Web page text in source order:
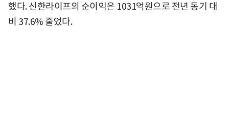
했다. 신한라이프의 순이익은 1031억원으로 전년 동기 대
비 37.6% 줄었다.